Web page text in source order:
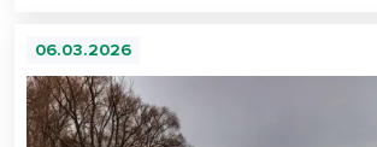
06.03.2026